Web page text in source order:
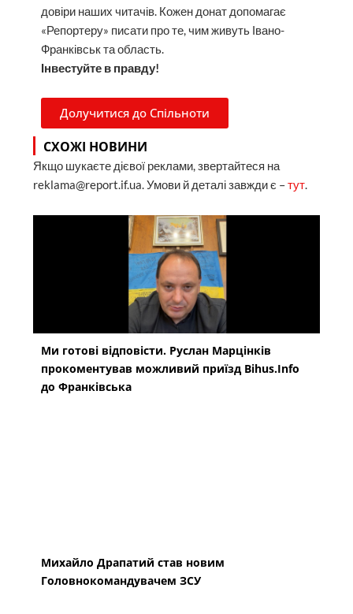
довіри наших читачів. Кожен донат допомагає
«Репортеру» писати про те, чим живуть Івано-
Франківськ та область.
Інвестуйте в правду!
Долучитися до Спільноти
СХОЖІ НОВИНИ
Якщо шукаєте дієвої реклами, звертайтеся на
reklama@report.if.ua. Умови й деталі завжди є –тут.
Ми готові відповісти. Руслан Марцінків
прокоментував можливий приїзд Bihus.Info
до Франківська
Михайло Драпатий став новим
Головнокомандувачем ЗСУ